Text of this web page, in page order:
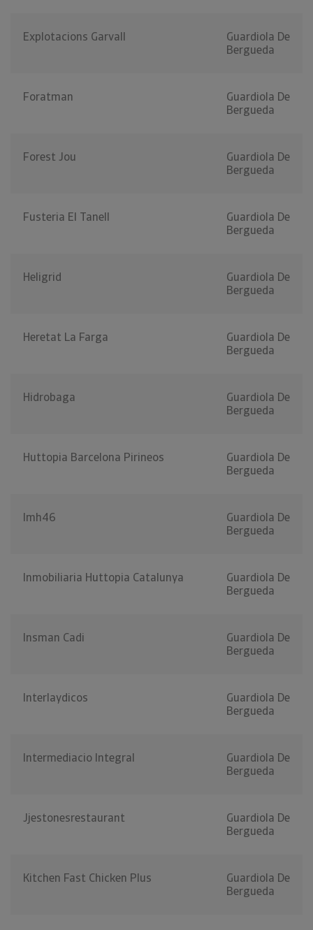
Explotacions Garvall
Guardiola De
Bergueda
Foratman
Guardiola De
Bergueda
Forest Jou
Guardiola De
Bergueda
Fusteria El Tanell
Guardiola De
Bergueda
Heligrid
Guardiola De
Bergueda
Heretat La Farga
Guardiola De
Bergueda
Hidrobaga
Guardiola De
Bergueda
Huttopia Barcelona Pirineos
Guardiola De
Bergueda
Imh46
Guardiola De
Bergueda
Inmobiliaria Huttopia Catalunya
Guardiola De
Bergueda
Insman Cadi
Guardiola De
Bergueda
Interlaydicos
Guardiola De
Bergueda
Intermediacio Integral
Guardiola De
Bergueda
Jjestonesrestaurant
Guardiola De
Bergueda
Kitchen Fast Chicken Plus
Guardiola De
Bergueda